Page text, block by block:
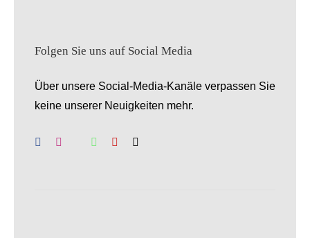
Folgen Sie uns auf Social Media
Über unsere Social-Media-Kanäle verpassen Sie
keine unserer Neuigkeiten mehr.